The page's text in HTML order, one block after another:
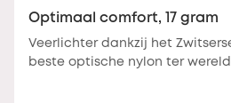
Optimaal comfort, 17 gram
Veerlichter dankzij het
beste optische nylon ter